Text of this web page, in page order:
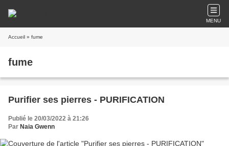
MENU
Accueil » fume
fume
Purifier ses pierres - PURIFICATION
Publié le 20/03/2022 à 21:26
Par Naia Gwenn